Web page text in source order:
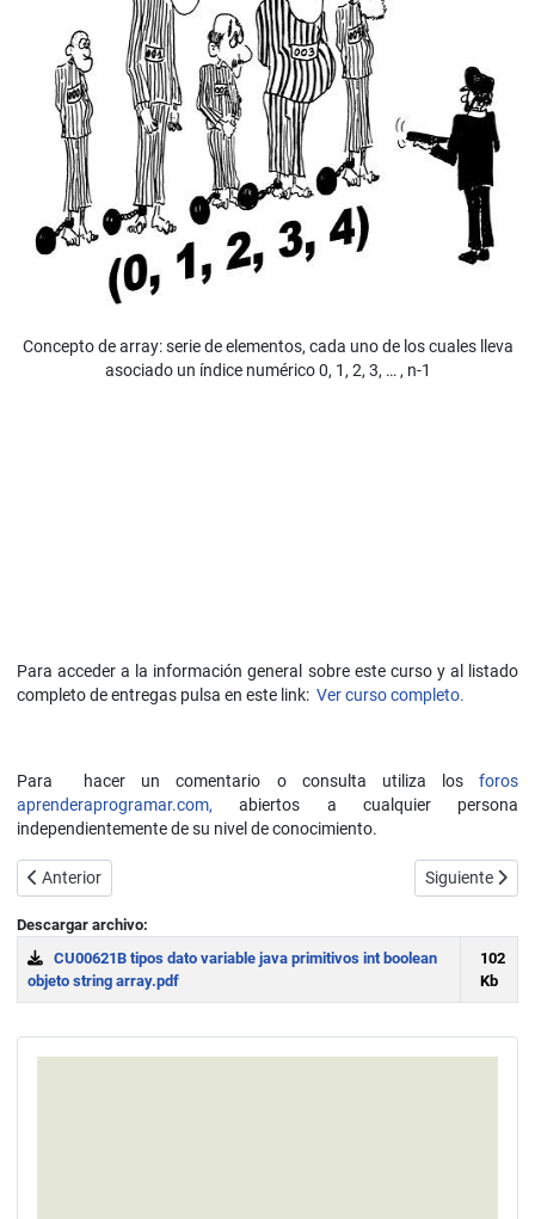
Concepto de array: serie de elementos, cada uno de los cuales lleva
asociado un índice numérico 0, 1, 2, 3, … , n-1
Para acceder a la información general sobre este curso y al listado
completo de entregas pulsa en este link: Ver curso completo.
Para hacer un comentario o consulta utiliza losforos
aprenderaprogramar.com, abiertos a cualquier persona
independientemente de su nivel de conocimiento.
Artículo anterior: Visualizar clases y crear objetos Java con BlueJ.
Anterior Artículo
Siguiente
Descargar archivo:
CU00621B tipos dato variable java primitivos int boolean
objeto string array.pdf
102
Kb